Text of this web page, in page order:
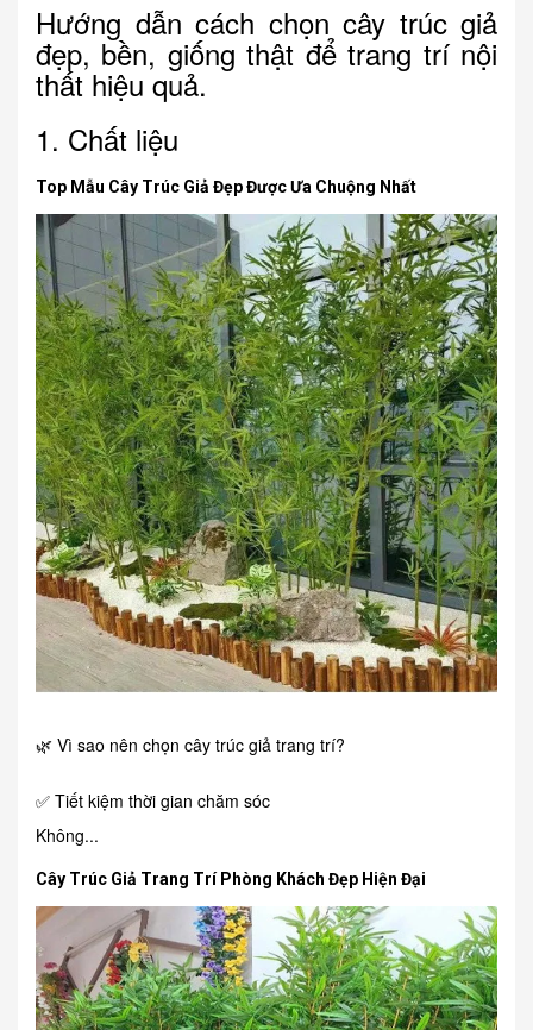
Hướng dẫn cách chọn cây trúc giả
đẹp, bền, giống thật để trang trí nội
thất hiệu quả.
1. Chất liệu
Top Mẫu Cây Trúc Giả Đẹp Được Ưa Chuộng Nhất
🌿 Vì sao nên chọn cây trúc giả trang trí?
✅ Tiết kiệm thời gian chăm sóc
Không...
Cây Trúc Giả Trang Trí Phòng Khách Đẹp Hiện Đại